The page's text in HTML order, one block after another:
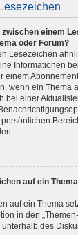
einem
oder Forum?
Lesezeichen
Informationen
einem
wenn ein Thema
bei einer
auf ein
auf ein Thema
in den
des